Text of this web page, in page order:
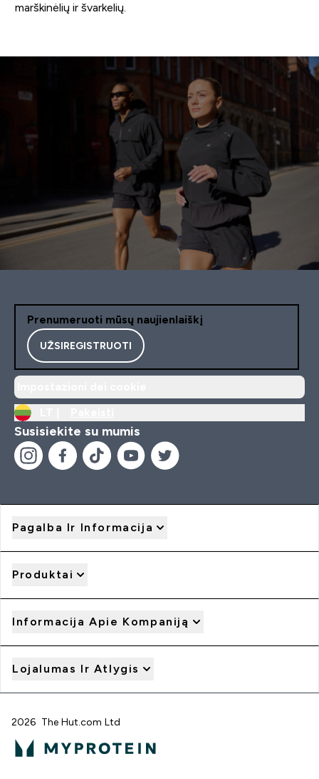
marškinėlių ir švarkelių.
Prenumeruoti mūsų naujienlaiškį
UŽSIREGISTRUOTI
Susisiekite su mumis
Pagalba Ir Informacija
Produktai
Informacija Apie Kompaniją
Lojalumas Ir Atlygis
2026 The Hut.com Ltd